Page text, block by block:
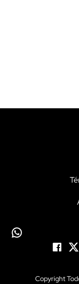
Copyright